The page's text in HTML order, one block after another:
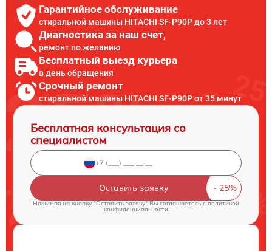
Гарантийное обслуживание
стиральной машины HITACHI SF-P90P до 3 лет
Диагностика за наш счет,
ремонт по желанию
Бесплатный выезд курьера
в день обращения
Срочный ремонт
стиральной машины HITACHI SF-P90P от 35 минут
Бесплатная консультация со
специалистом
Оставить заявку
Нажимая на кнопку "Оставить заявку" Вы соглашаетесь cполитикой
конфиденциальности